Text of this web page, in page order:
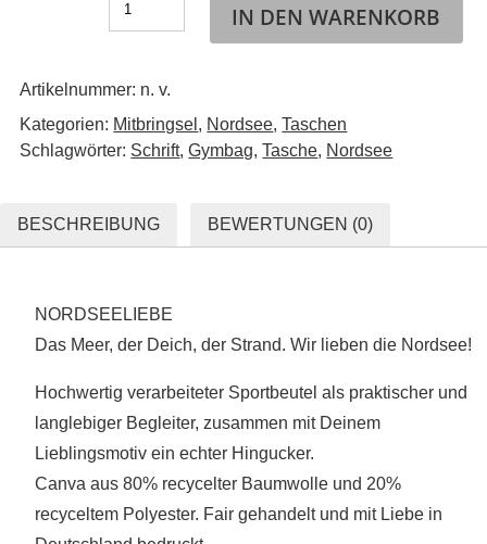
IN DEN WARENKORB
Artikelnummer: n. v.
Kategorien: Mitbringsel , Nordsee,Taschen
Schlagwörter: Schrift,Gymbag,Tasche, Nordsee
BESCHREIBUNG BEWERTUNGEN (0)
NORDSEELIEBE
Das Meer, der Deich, der Strand. Wir lieben die Nordsee!
Hochwertig verarbeiteter Sportbeutel als praktischer und
langlebiger Begleiter, zusammen mit Deinem
Lieblingsmotiv ein echter Hingucker.
Canva aus 80% recycelter Baumwolle und 20%
recyceltem Polyester. Fair gehandelt und mit Liebe in